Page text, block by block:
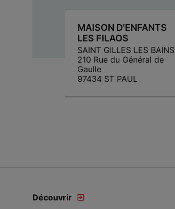
MAISON D'ENFANTS
LES FILAOS
SAINT GILLES LES BAINS
210 Rue du Général de
Gaulle
97434 ST PAUL
Découvrir